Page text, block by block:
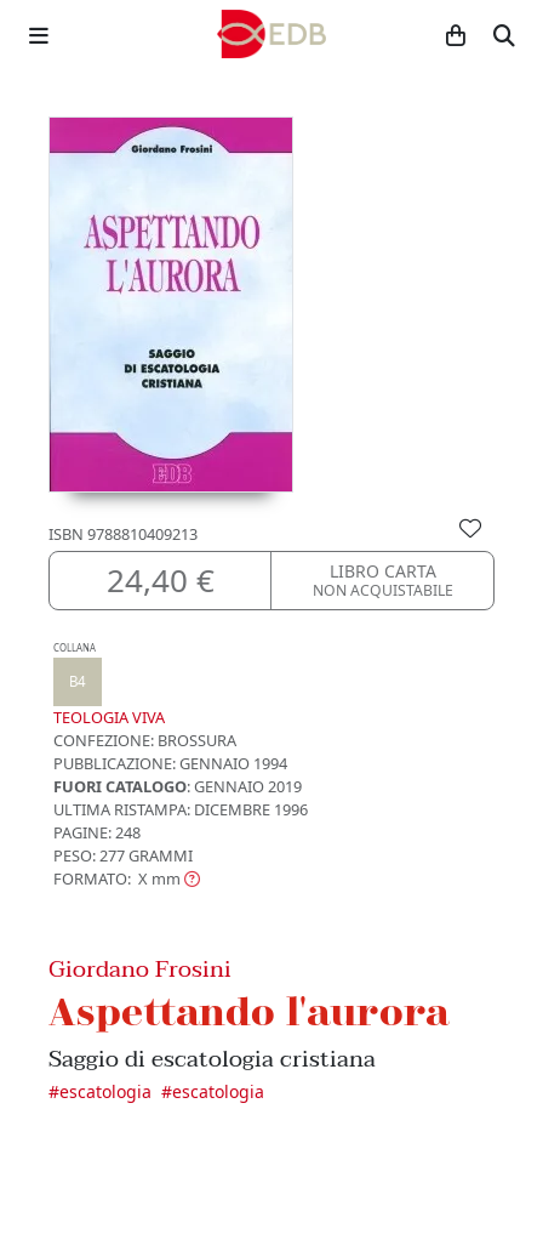
ISBN 9788810409213
24,40 € LIBRO CARTA
NON ACQUISTABILE
COLLANA
B4
TEOLOGIA VIVA
CONFEZIONE: BROSSURA
PUBBLICAZIONE:GENNAIO 1994
FUORI CATALOGO: GENNAIO 2019
ULTIMA RISTAMPA: DICEMBRE 1996
PAGINE: 248
PESO: 277 GRAMMI
FORMATO: X mm
Giordano Frosini
Aspettando l'aurora
Saggio di escatologia cristiana
#escatologia #escatologia